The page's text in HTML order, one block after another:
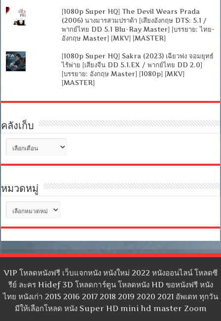
[1080p Super HQ] The Devil Wears Prada
(2006) นางมารสวมปราด้า [เสียงอังกฤษ DTS: 5.1 /
พากย์ไทย DD 5.1 Blu-Ray Master] [บรรยาย: ไทย-
อังกฤษ Master] [MKV] [MASTER]
[1080p Super HQ] Sakra (2023) เฉียวฟง จอมยุทธ์
ไร้พ่าย [เสียงจีน DD 5.1.EX / พากย์ไทย DD 2.0]
[บรรยาย: อังกฤษ Master] [1080p] [MKV]
[MASTER]
คลังเก็บ
เก็บ
หมวดหมู่
หมู่
VIP โหลดหนังฟรี เว็บแจกหนัง หนังใหม่ 2022 หนังออนไลน์ โหลดซี
รีย์ ละคร Hidef 3D โหลดการ์ตูน โหลดหนัง HD ขอหนังฟรี หนัง
ไทย หนังเก่า 2015 2016 2017 2018 2019 2020 2021 อัพเดท ทุกวัน
มีให้เลือกโหลด หนัง Super HD mini hd master Zoom